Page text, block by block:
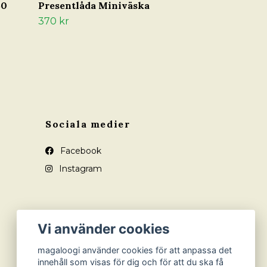
Presentlåda Miniväska
370 kr
Sociala medier
Facebook
Instagram
Vi använder cookies
magaloogi använder cookies för att anpassa det
innehåll som visas för dig och för att du ska få